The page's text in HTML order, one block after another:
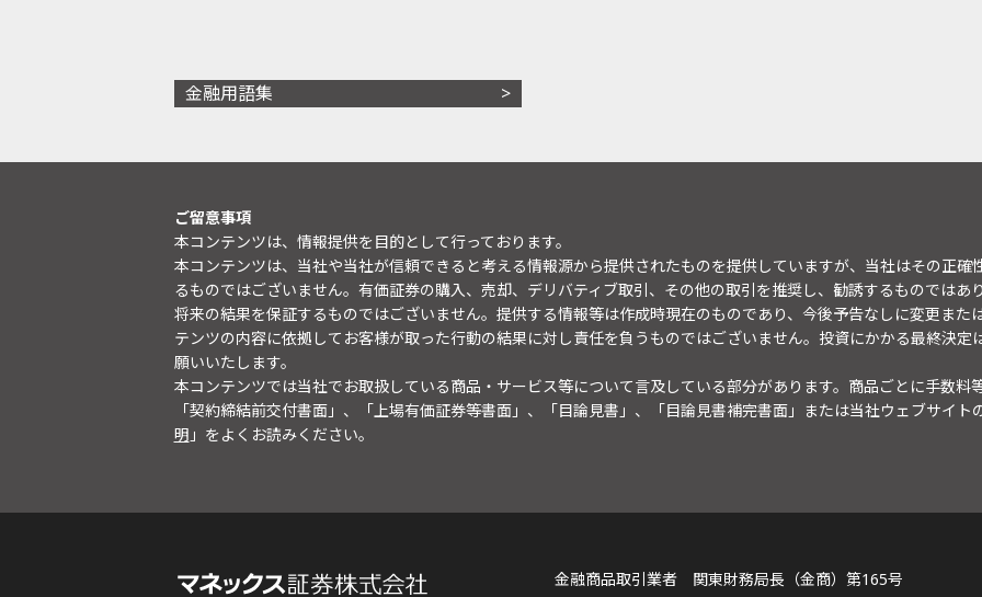
金融用語集
ご留意事項
本コンテンツは、情報提供を目的として行っております。
本コンテンツは、当社や当社が信頼できると考える情報源から提供されたものを提供していますが、当社はその正
るものではございません。有価証券の購入、売却、デリバティブ取引、その他の取引を推奨し、勧誘するものではあ
将来の結果を保証するものではございません。提供する情報等は作成時現在のものであり、今後予告なしに変更また
テンツの内容に依拠してお客様が取った行動の結果に対し責任を負うものではございません。投資にかかる最終決
願いいたします。
本コンテンツでは当社でお取扱している商品・サービス等について言及している部分があります。商品ごとに手数料
「契約締結前交付書面」、「上場有価証券等書面」、「目論見書」、「目論見書補完書面」または当社ウェブサイト
明 」をよくお読みください。
金融商品取引業者 関東財務局長（金商）第165号